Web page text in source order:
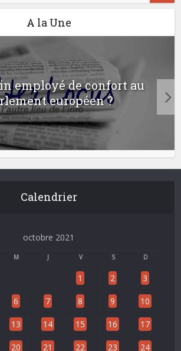
A la Une
employé de confort au
européen ?
Calendrier
octobre 2021
M J V S D
1 2 3
6 7 8 9 10
13 14 15 16 17
20 21 22 23 24